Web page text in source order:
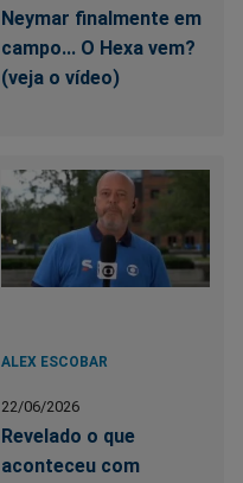
Neymar finalmente em
campo... O Hexa vem?
(veja o vídeo)
ALEX ESCOBAR
22/06/2026
Revelado o que
aconteceu com